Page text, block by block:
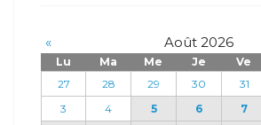
« Août 2026
Lu Ma Me Je Ve
27
28 29 30 31
3
4 5 6 7